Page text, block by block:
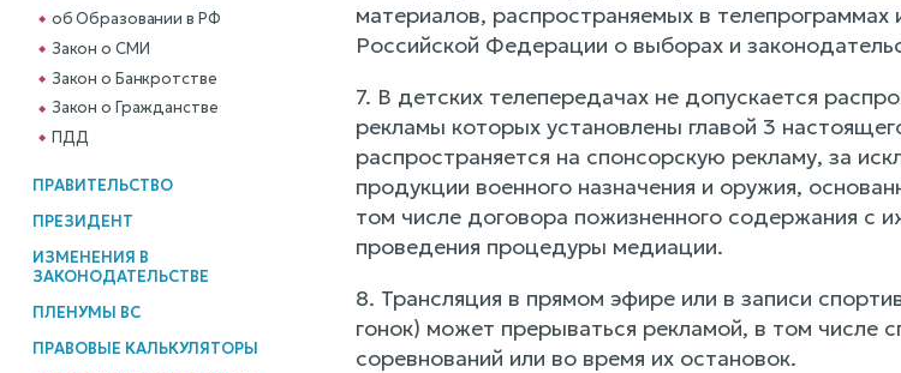
об Образовании в РФ
Закон о СМИ
Закон о Банкротстве
Закон о Гражданстве
ПДД
ПРАВИТЕЛЬСТВО
ПРЕЗИДЕНТ
ИЗМЕНЕНИЯ В
ЗАКОНОДАТЕЛЬСТВЕ
ПЛЕНУМЫ ВС
ПРАВОВЫЕ КАЛЬКУЛЯТОРЫ
материалов, распространяемых в
Российской Федерации о выборах и
7. В детских телепередачах не допускается
рекламы которых установлены главой 3
распространяется на спонсорскую рекламу, за
продукции военного назначения и оружия,
том числе договора пожизненного содержания с
проведения процедуры медиации.
8. Трансляция в прямом эфире или в записи
гонок) может прерываться рекламой, в том числе
соревнований или во время их остановок.